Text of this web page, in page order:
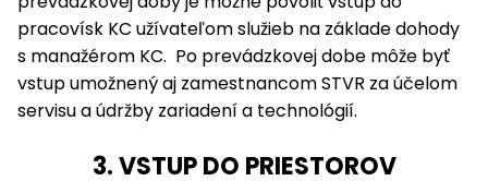
pracovísk KC užívateľom služieb na základe dohody
s manažérom KC. Po prevádzkovej dobe môže byť
vstup umožnený aj zamestnancom STVR za účelom
servisu a údržby zariadení a technológií.
3. VSTUP DO PRIESTOROV